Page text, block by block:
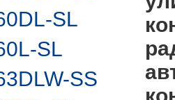
SL
SL
SS